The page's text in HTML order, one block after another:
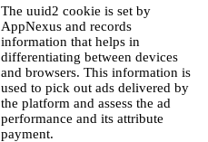
The uuid2 cookie is set by
AppNexus and records
information that helps in
differentiating between devices
and browsers. This information is
used to pick out ads delivered by
the platform and assess the ad
performance and its attribute
payment.